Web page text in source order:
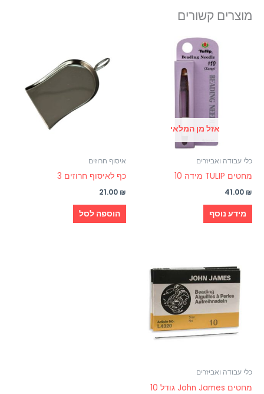
מוצרים קשורים
אזל מן המלאי
כלי עבודה ואביזרים
מחטים TULIP מידה 10
41.00 ₪
מידע נוסף
איסוף חרוזים
כף לאיסוף חרוזים 3
21.00 ₪
הוספה לסל
כלי עבודה ואביזרים
מחטים John James גודל 10